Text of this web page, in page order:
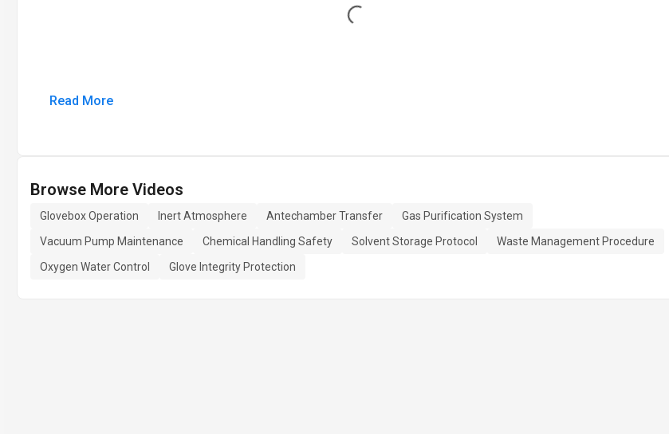
Loading...
Read More
Browse More Videos
Glovebox Operation Inert Atmosphere Antechamber Transfer
Gas Purification System
Vacuum Pump Maintenance
Chemical Handling Safety Solvent Storage Protocol
Waste Management Procedure
Oxygen Water Control
Glove Integrity Protection